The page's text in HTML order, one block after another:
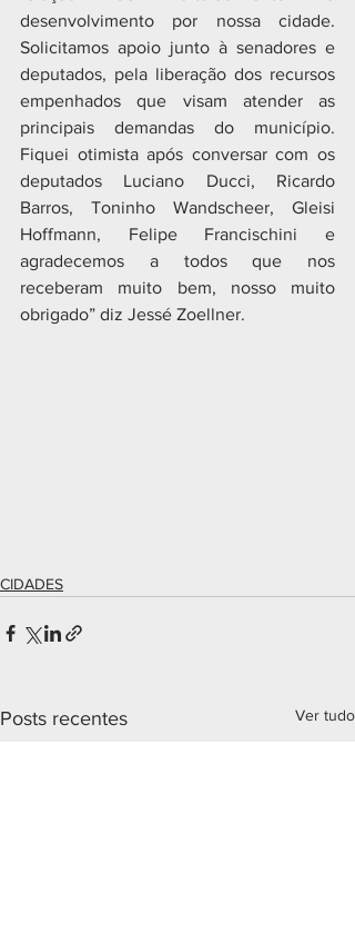
desenvolvimento por nossa cidade.
Solicitamos apoio junto à senadores e
deputados, pela liberação dos recursos
empenhados que visam atender as
principais demandas do município.
Fiquei otimista após conversar com os
deputados Luciano Ducci, Ricardo
Barros, Toninho Wandscheer, Gleisi
Hoffmann, Felipe Francischini e
agradecemos a todos que nos
receberam muito bem, nosso muito
obrigado” diz Jessé Zoellner.
CIDADES
Posts recentes Ver tudo